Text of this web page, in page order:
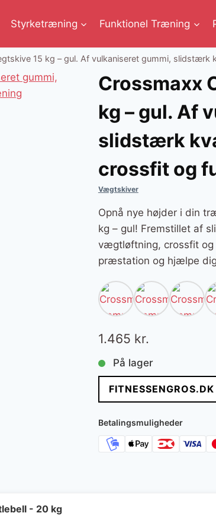
Styrketræning Funktionel Træning
15 kg – gul. Af vulkaniseret gummi,
Crossmaxx
kg – gul. Af
slidstærk
crossfit og
Vægtskiver
Opnå nye højder i din
kg – gul! Fremstillet af
vægtløftning, crossfit
præstation og hjælpe
1.465 kr.
På lager
Betalingsmuligheder
- 20 kg